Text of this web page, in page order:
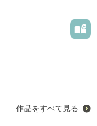
作品をすべて見る